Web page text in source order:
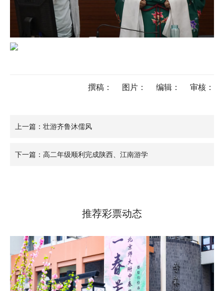
撰稿： 图片： 编辑： 审核：
上一篇：壮游齐鲁沐儒风
下一篇：高二年级顺利完成陕西、江南游学
推荐彩票动态